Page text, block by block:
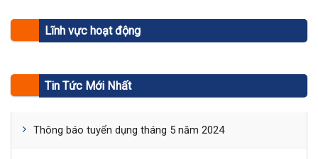
Lĩnh vực hoạt động
Tin Tức Mới Nhất
Thông báo tuyển dụng tháng 5 năm 2024